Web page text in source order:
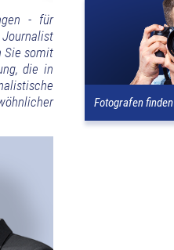
- für
Sie somit
die in
Fotografen finden